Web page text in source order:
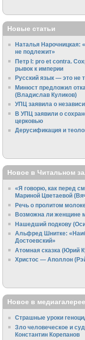
Новые статьи
Наталья Нарочницкая:
не подлежит»
Петр I: pro et contra.
рывок к империи
Русский язык — это не
Минюст предложил
(Владислав Куликов)
УПЦ заявила о
В УПЦ заявили о
церковью
Дерусификация и
Новое в Читальном
«Я говорю, как перед
Мариной Цветаевой
Речь о пролитом
Возможна ли женщине
Нашедший подкову
Альфред Шнитке:
Достоевский»
Атомная сказка (Юрий
Христос — Аполлон
Новое в медиагалерее
Страшные уроки
Зло человеческое и
Константин Корепанов